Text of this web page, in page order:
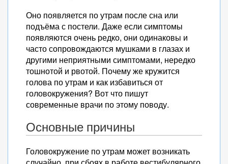
Оно появляется по утрам после сна или
подъёма с постели. Даже если симптомы
появляются очень редко, они одинаковы и
часто сопровождаются мушками в глазах и
другими неприятными симптомами, нередко
тошнотой и рвотой. Почему же кружится
голова по утрам и как избавиться от
головокружения? Вот что пишут
современные врачи по этому поводу.
Основные причины
Головокружение по утрам может возникать